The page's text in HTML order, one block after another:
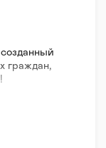
граждан,